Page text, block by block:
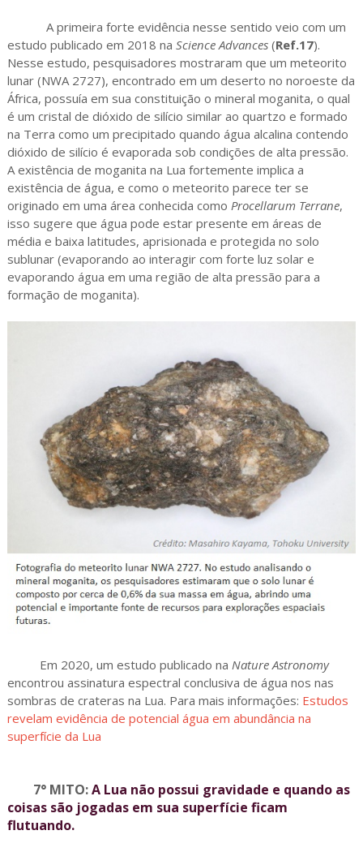
A primeira forte evidência nesse sentido veio com um
estudo publicado em 2018 na Science Advances(Ref.17).
Nesse estudo, pesquisadores mostraram que um meteorito
lunar (NWA 2727), encontrado em um deserto no noroeste da
África, possuía em sua constituição o mineral moganita, o qual
é um cristal de dióxido de silício similar ao quartzo e formado
na Terra como um precipitado quando água alcalina contendo
dióxido de silício é evaporada sob condições de alta pressão.
A existência de moganita na Lua fortemente implica a
existência de água, e como o meteorito parece ter se
originado em uma área conhecida como Procellarum Terrane,
isso sugere que água pode estar presente em áreas de
média e baixa latitudes, aprisionada e protegida no solo
sublunar (evaporando ao interagir com forte luz solar e
evaporando água em uma região de alta pressão para a
formação de moganita).
Em 2020, um estudo publicado na Nature Astronomy
encontrou assinatura espectral conclusiva de água nos nas
sombras de crateras na Lua. Para mais informações: Estudos
revelam evidência de potencial água em abundância na
superfície da Lua
7° MITO:A Lua não possui gravidade e quando as
coisas são jogadas em sua superfície ficam
flutuando.